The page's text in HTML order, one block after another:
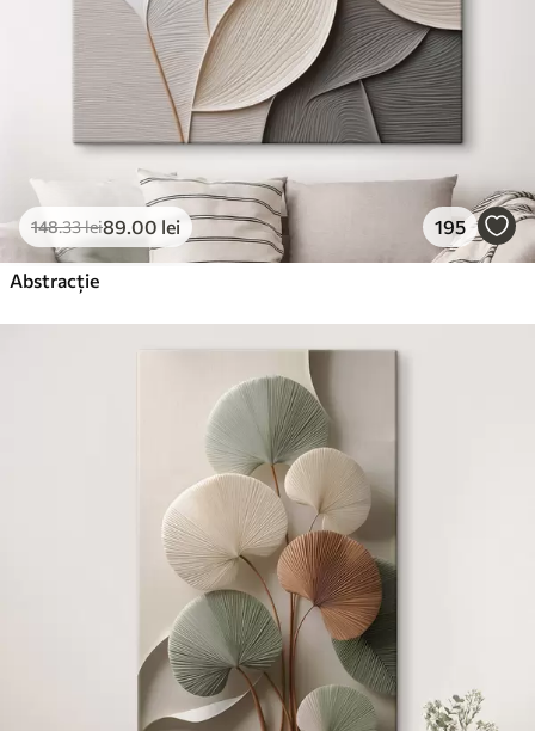
148.33lei89.00 lei 195
Abstracție